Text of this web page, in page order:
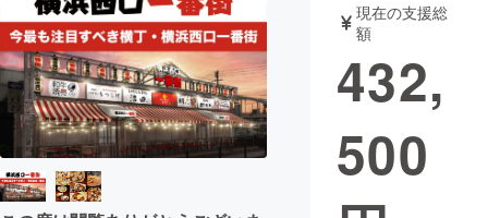
テクノロジー・ガジェット
映像・映画 書籍・雑誌
ビジネス・起業 チャレンジ
まちづくり・地域活性化
現在の支援総
額
432,
500